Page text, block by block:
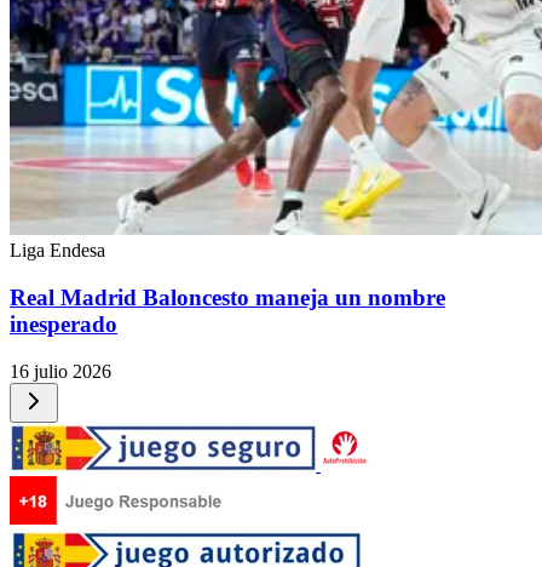
Liga Endesa
Real Madrid Baloncesto maneja un nombre
inesperado
16 julio 2026